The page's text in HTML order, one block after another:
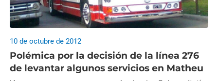
Polémica por la decisión de la línea 276
de levantar algunos servicios en Matheu
10 de octubre de 2012